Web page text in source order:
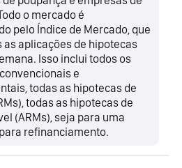
o mercado é
pelo Índice de Mercado, que
as aplicações de hipotecas
Isso inclui todos os
e
todas as hipotecas de
todas as hipotecas de
(ARMs), seja para uma
refinanciamento.